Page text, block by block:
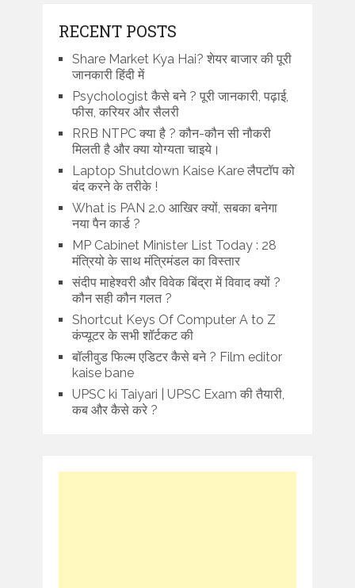
RECENT POSTS
Share Market Kya Hai? शेयर बाजार की पूरी
जानकारी हिंदी में
Psychologist कैसे बने ? पूरी जानकारी, पढ़ाई,
फीस, करियर और सैलरी
RRB NTPC क्या है ? कौन-कौन सी नौकरी
मिलती है और क्या योग्यता चाइये।
Laptop Shutdown Kaise Kare लैपटॉप को
बंद करने के तरीके !
What is PAN 2.0 आखिर क्यों, सबका बनेगा
नया पैन कार्ड ?
MP Cabinet Minister List Today : 28
मंत्रियो के साथ मंत्रिमंडल का विस्तार
संदीप माहेश्वरी और विवेक बिंद्रा में विवाद क्यों ?
कौन सही कौन गलत ?
Shortcut Keys Of Computer A to Z
कंप्यूटर के सभी शॉर्टकट की
बॉलीवुड फिल्म एडिटर कैसे बने ? Film editor
kaise bane
UPSC ki Taiyari | UPSC Exam की तैयारी,
कब और कैसे करे ?